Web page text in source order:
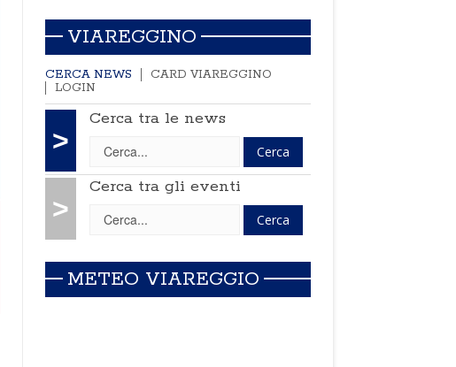
VIAREGGINO
CERCA NEWS
CARD VIAREGGINO
LOGIN
>
Cerca tra le news
>
Cerca tra gli eventi
METEO VIAREGGIO